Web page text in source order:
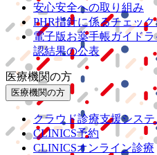
安心安全への取り組み
PHR指針に係るチェッ
電子版お薬手帳ガイド
認結果の公表
医療機関の方
医療機関の方
クラウド診療支援システ
CLINICS予約
CLINICSオンライン診療